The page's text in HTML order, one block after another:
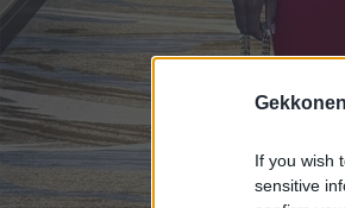
If you wish
sensitive